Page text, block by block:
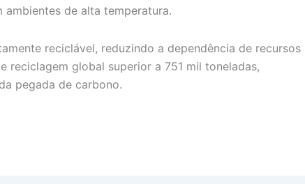
ambientes de alta temperatura.
reciclável, reduzindo a dependência de recursos
reciclagem global superior a 751 mil toneladas,
pegada de carbono.